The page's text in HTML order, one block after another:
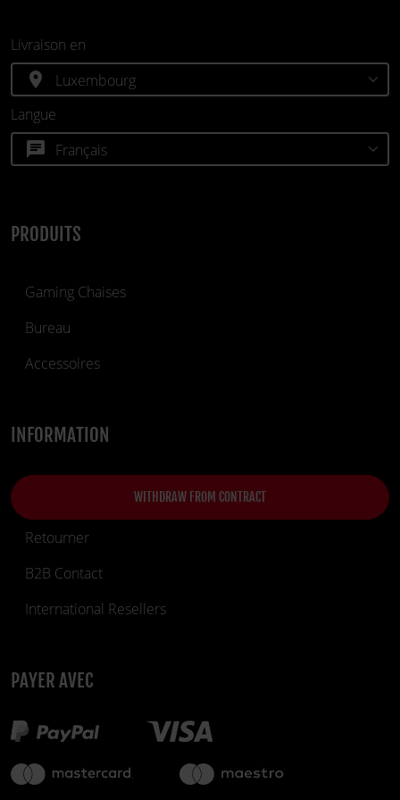
PRODUITS
Gaming Chaises
Bureau
Accessoires
INFORMATION
WITHDRAW FROM CONTRACT
Retourner
B2B Contact
International Resellers
PAYER AVEC
Livraison en
location_on
Langue
chat